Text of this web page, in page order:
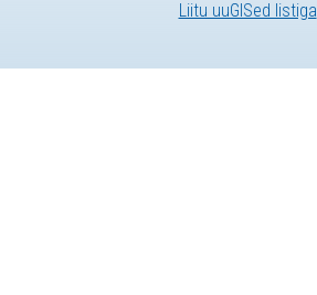
Liitu uuGISed listiga